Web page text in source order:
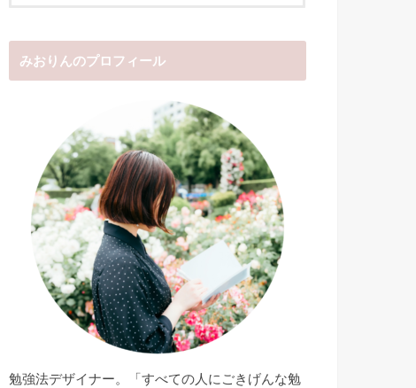
みおりんのプロフィール
勉強法デザイナー。「すべての人にごきげんな勉